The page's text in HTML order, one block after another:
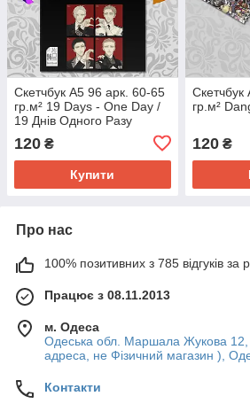
Скетчбук А5 96 арк. 60-65
гр.м² 19 Days - One Day /
19 Днів Одного Разу
120 ₴
Купити
Скетчбук
гр.м²
120₴
Про нас
100% позитивних з 785 відгуків за
Працює з 08.11.2013
м. Одеса
Одеська обл. Маршала Жукова
адреса, не Фізичний магазин ),
Контакти